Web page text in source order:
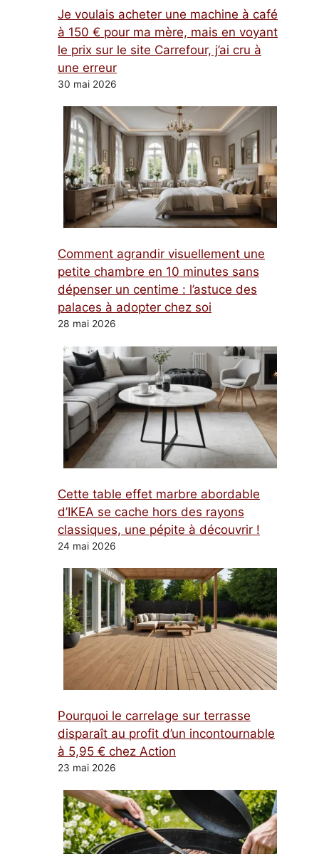
Je voulais acheter une machine à café
à 150 € pour ma mère, mais en voyant
le prix sur le site Carrefour, j’ai cru à
une erreur
30 mai 2026
Comment agrandir visuellement une
petite chambre en 10 minutes sans
dépenser un centime : l’astuce des
palaces à adopter chez soi
28 mai 2026
Cette table effet marbre abordable
d’IKEA se cache hors des rayons
classiques, une pépite à découvrir !
24 mai 2026
Pourquoi le carrelage sur terrasse
disparaît au profit d’un incontournable
à 5,95 € chez Action
23 mai 2026